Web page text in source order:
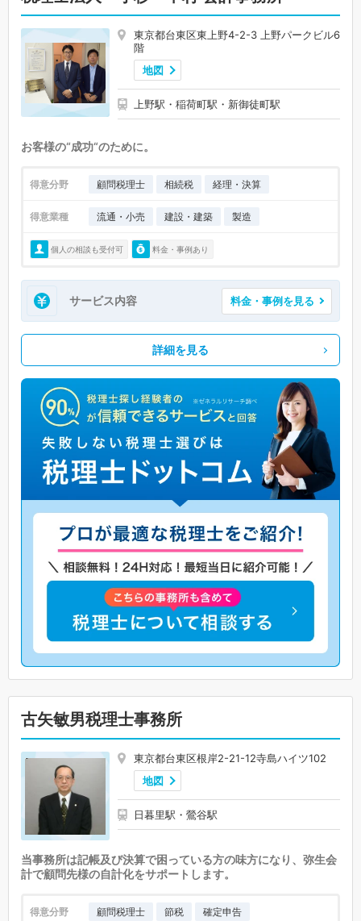
東京都台東区東上野4-2-3 上野パークビル6
階
地図
上野駅・稲荷町駅・新御徒町駅
お客様の“成功“のために。
得意分野 顧問税理士 相続税 経理・決算
得意業種 流通・小売 建設・建築 製造
個人の相談も受付可 料金・事例あり
サービス内容 料金・事例を見る
詳細を見る
古矢敏男税理士事務所
東京都台東区根岸2-21-12寺島ハイツ102
地図
日暮里駅・鶯谷駅
当事務所は記帳及び決算で困っている方の味方になり、弥生会
計で顧問先様の自計化をサポートします。
得意分野 顧問税理士 節税 確定申告